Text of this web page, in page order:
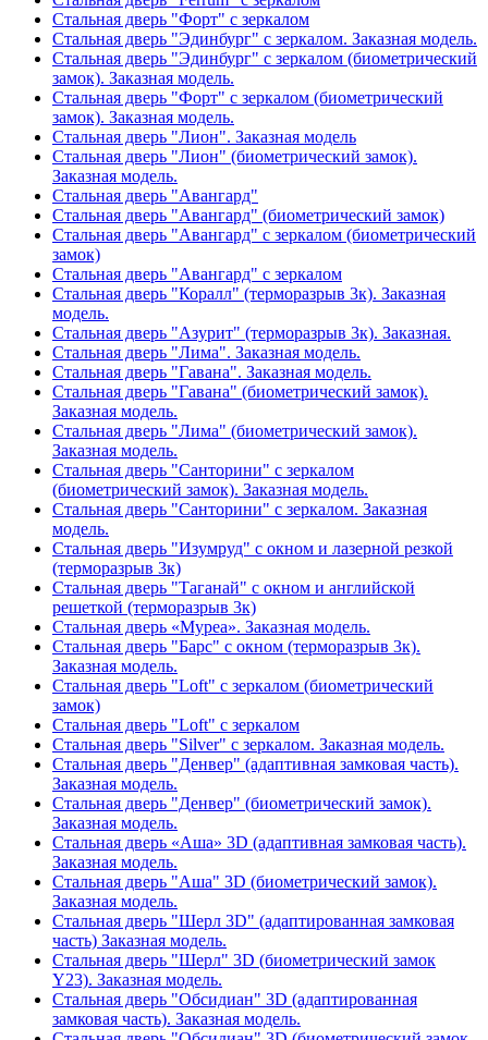
Стальная дверь "Форт" с зеркалом
Стальная дверь "Эдинбург" с зеркалом. Заказная модель.
Стальная дверь "Эдинбург" с зеркалом (биометрический
замок). Заказная модель.
Стальная дверь "Форт" с зеркалом (биометрический
замок). Заказная модель.
Стальная дверь "Лион". Заказная модель
Стальная дверь "Лион" (биометрический замок).
Заказная модель.
Стальная дверь "Авангард"
Стальная дверь "Авангард" (биометрический замок)
Стальная дверь "Авангард" с зеркалом (биометрический
замок)
Стальная дверь "Авангард" с зеркалом
Стальная дверь "Коралл" (терморазрыв 3к). Заказная
модель.
Стальная дверь "Азурит" (терморазрыв 3к). Заказная.
Стальная дверь "Лима". Заказная модель.
Стальная дверь "Гавана". Заказная модель.
Стальная дверь "Гавана" (биометрический замок).
Заказная модель.
Стальная дверь "Лима" (биометрический замок).
Заказная модель.
Стальная дверь "Санторини" с зеркалом
(биометрический замок). Заказная модель.
Стальная дверь "Санторини" с зеркалом. Заказная
модель.
Стальная дверь "Изумруд" с окном и лазерной резкой
(терморазрыв 3к)
Стальная дверь "Таганай" с окном и английской
решеткой (терморазрыв 3к)
Стальная дверь «Муреа». Заказная модель.
Стальная дверь "Барс" с окном (терморазрыв 3к).
Заказная модель.
Стальная дверь "Loft" с зеркалом (биометрический
замок)
Стальная дверь "Loft" с зеркалом
Стальная дверь "Silver" с зеркалом. Заказная модель.
Стальная дверь "Денвер" (адаптивная замковая часть).
Заказная модель.
Стальная дверь "Денвер" (биометрический замок).
Заказная модель.
Стальная дверь «Аша» 3D (адаптивная замковая часть).
Заказная модель.
Стальная дверь "Аша" 3D (биометрический замок).
Заказная модель.
Стальная дверь "Шерл 3D" (адаптированная замковая
часть) Заказная модель.
Стальная дверь "Шерл" 3D (биометрический замок
Y23). Заказная модель.
Стальная дверь "Обсидиан" 3D (адаптированная
замковая часть). Заказная модель.